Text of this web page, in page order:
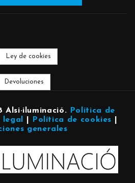
Ley de cookies
Devoluciones
. Política de
legal Política de cookies
generales